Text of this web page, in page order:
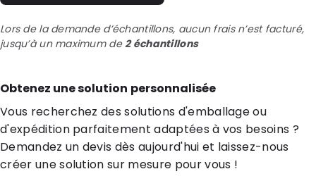
Lors de la demande d’échantillons, aucun frais n’est facturé,
jusqu’à un maximum de2 échantillons
Obtenez une solution personnalisée
Vous recherchez des solutions d'emballage ou
d'expédition parfaitement adaptées à vos besoins ?
Demandez un devis dès aujourd'hui et laissez-nous
créer une solution sur mesure pour vous !